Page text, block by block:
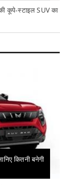
कूपे-स्टाइल SUV का
कितनी बनेगी